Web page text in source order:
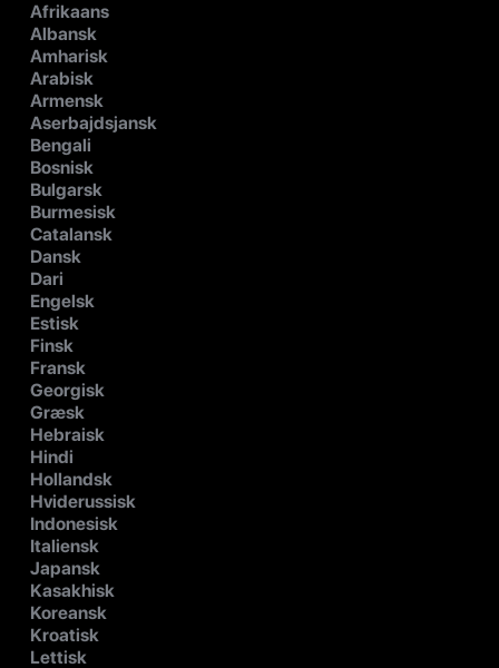
Afrikaans
Albansk
Amharisk
Arabisk
Armensk
Aserbajdsjansk
Bengali
Bosnisk
Bulgarsk
Burmesisk
Catalansk
Dansk
Dari
Engelsk
Estisk
Finsk
Fransk
Georgisk
Græsk
Hebraisk
Hindi
Hollandsk
Hviderussisk
Indonesisk
Italiensk
Japansk
Kasakhisk
Koreansk
Kroatisk
Lettisk